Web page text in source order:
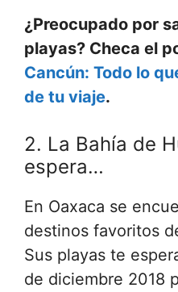
¿Preocupado por
playas? Checa el
Cancún: Todo lo
de tu viaje.
2. La Bahía de
espera…
En Oaxaca se
destinos favoritos
Sus playas te
de diciembre 2018